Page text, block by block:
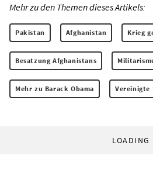
Mehr zu den Themen dieses Artikels:
Pakistan Afghanistan Krieg
Besatzung Afghanistans
Mehr zu Barack Obama Vereinigte
LOADING